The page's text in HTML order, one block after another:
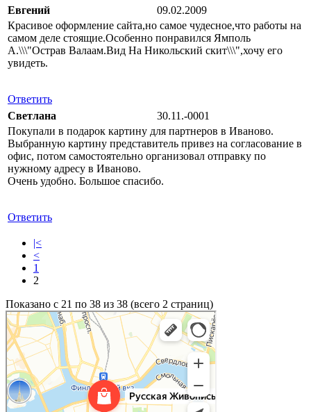
Евгений
09.02.2009
Красивое оформление сайта,но самое чудесное,что работы на
самом деле стоящие.Особенно понравился Ямполь
А.\\\"Острав Валаам.Вид На Никольский скит\\\",хочу его
увидеть.
Ответить
Светлана
30.11.-0001
Покупали в подарок картину для партнеров в Иваново.
Выбранную картину представитель привез на согласование в
офис, потом самостоятельно организовал отправку по
нужному адресу в Иваново.
Очень удобно. Большое спасибо.
Ответить
|<
<
1
2
Показано с 21 по 38 из 38 (всего 2 страниц)